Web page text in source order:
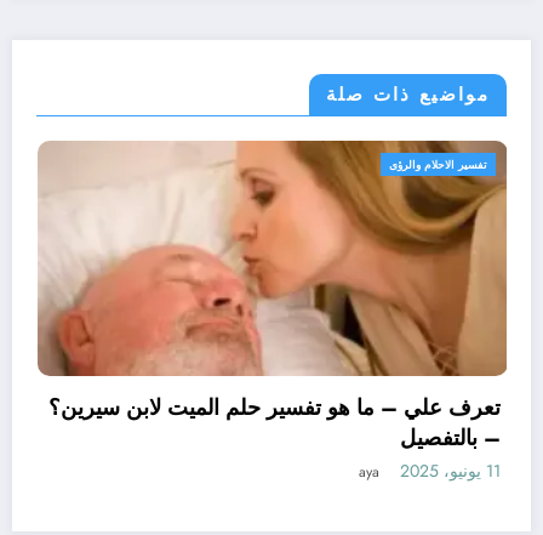
مواضيع ذات صلة
تفسير الاحلام والرؤى
تعرف علي – ما هو تفسير حلم
لتفسير حلم